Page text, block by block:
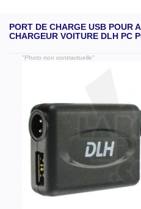
PORT DE CHARGE USB POUR
CHARGEUR VOITURE DLH PC
"Photo non contractuelle"